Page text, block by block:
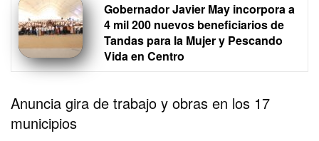
Gobernador Javier May incorpora a
4 mil 200 nuevos beneficiarios de
Tandas para la Mujer y Pescando
Vida en Centro
Anuncia gira de trabajo y obras en los 17
municipios